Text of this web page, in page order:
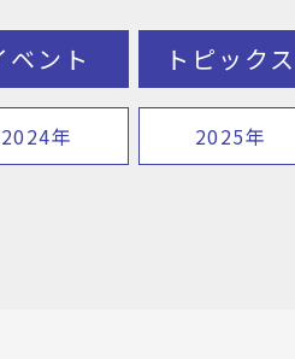
ベント トピックス
2024年 2025年